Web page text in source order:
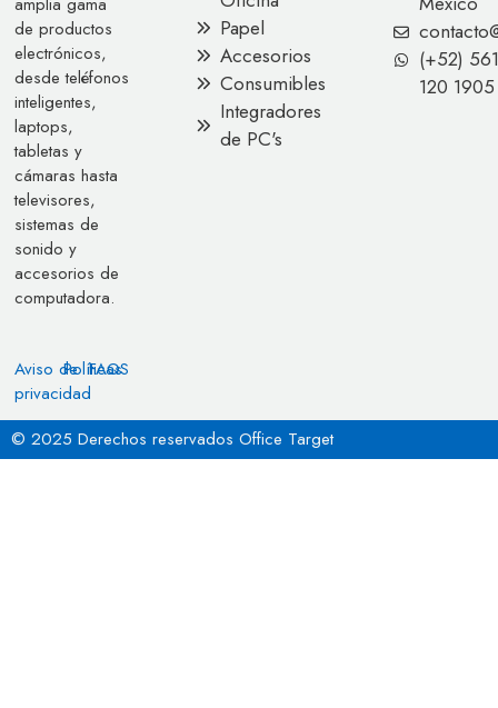
de productos
electrónicos,
desde teléfonos
inteligentes,
laptops,
tabletas y
cámaras hasta
televisores,
sistemas de
sonido y
accesorios de
computadora.
Aviso de
privacidad
Políticas
FAQS
Papel
Accesorios
Consumibles
Integradores
de PC's
(+52) 561
120 1905
© 2025 Derechos reservados Office Target